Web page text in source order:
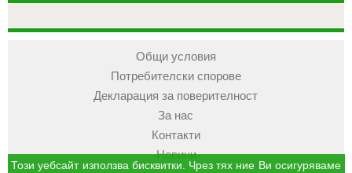
Общи условия
Потребителски спорове
Декларация за поверителност
За нас
Контакти
Новини
Този уебсайт използва бисквитки. Чрез тях ние Ви осигуряваме